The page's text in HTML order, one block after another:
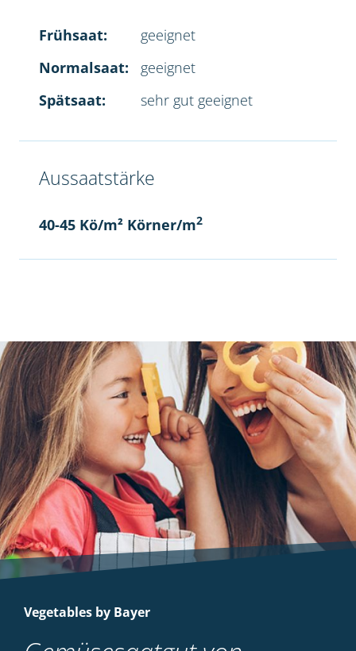
Frühsaat:
geeignet
Normalsaat:
geeignet
Spätsaat:
sehr gut geeignet
Aussaatstärke
40-45 Kö/m² Körner/m2
Vegetables by Bayer